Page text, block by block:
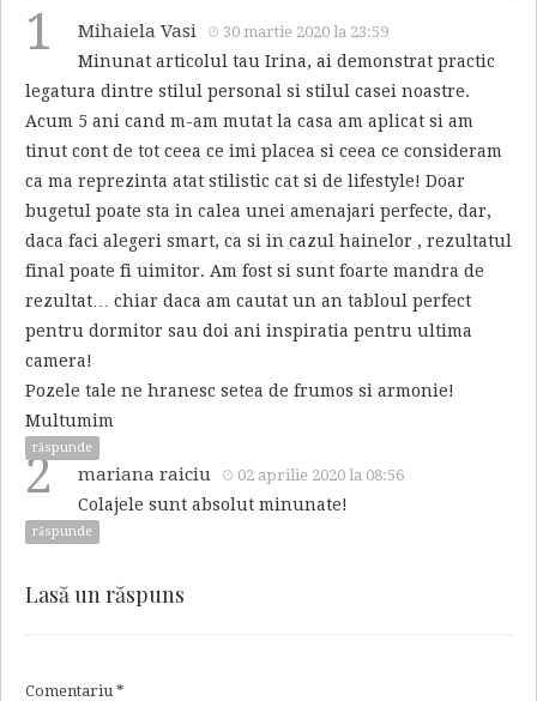
1 Mihaiela Vasi 30 martie 2020 la 23:59
Minunat articolul tau Irina, ai demonstrat practic
legatura dintre stilul personal si stilul casei noastre.
Acum 5 ani cand m-am mutat la casa am aplicat si am
tinut cont de tot ceea ce imi placea si ceea ce consideram
ca ma reprezinta atat stilistic cat si de lifestyle! Doar
bugetul poate sta in calea unei amenajari perfecte, dar,
daca faci alegeri smart, ca si in cazul hainelor , rezultatul
final poate fi uimitor. Am fost si sunt foarte mandra de
rezultat… chiar daca am cautat un an tabloul perfect
pentru dormitor sau doi ani inspiratia pentru ultima
camera!
Pozele tale ne hranesc setea de frumos si armonie!
Multumim
răspunde
2 mariana raiciu 02 aprilie 2020 la 08:56
Colajele sunt absolut minunate!
răspunde
Lasă un răspuns
Comentariu *